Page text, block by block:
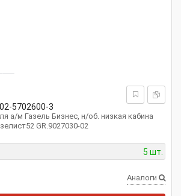
5702600-3
а/м Газель Бизнес, н/об. низкая кабина
GR.9027030-02
5 шт.
Аналоги